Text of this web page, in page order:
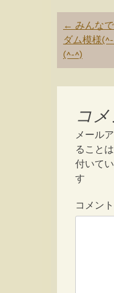
Post
navigation
← みんな
ダム模様
(^-^)
コ
メール
ること
付いて
す
コメント